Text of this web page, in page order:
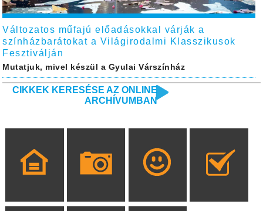
Változatos műfajú előadásokkal várják a
színházbarátokat a Világirodalmi Klasszikusok
Fesztiválján
Mutatjuk, mivel készül a Gyulai Várszínház
CIKKEK KERESÉSE AZ ONLINE
ARCHÍVUMBAN